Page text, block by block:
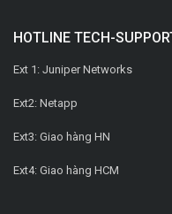
HOTLINE TECH-
Ext 1: Juniper Networks
Ext2: Netapp
Ext3: Giao hàng HN
Ext4: Giao hàng HCM